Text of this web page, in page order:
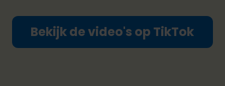
Bekijk de video's op TikTok